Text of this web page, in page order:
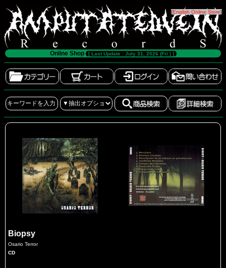
[English Online Store]
Online Shop [ Last Update : July 31, 2026 (Fri.) ]
Biopsy
Osario Terror
CD